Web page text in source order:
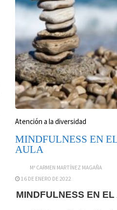
Atención a la diversidad
MINDFULNESS EN
AULA
Mª CARMEN MARTÍNEZ MAGAÑA
16 DE ENERO DE 2022
MINDFULNESS EN